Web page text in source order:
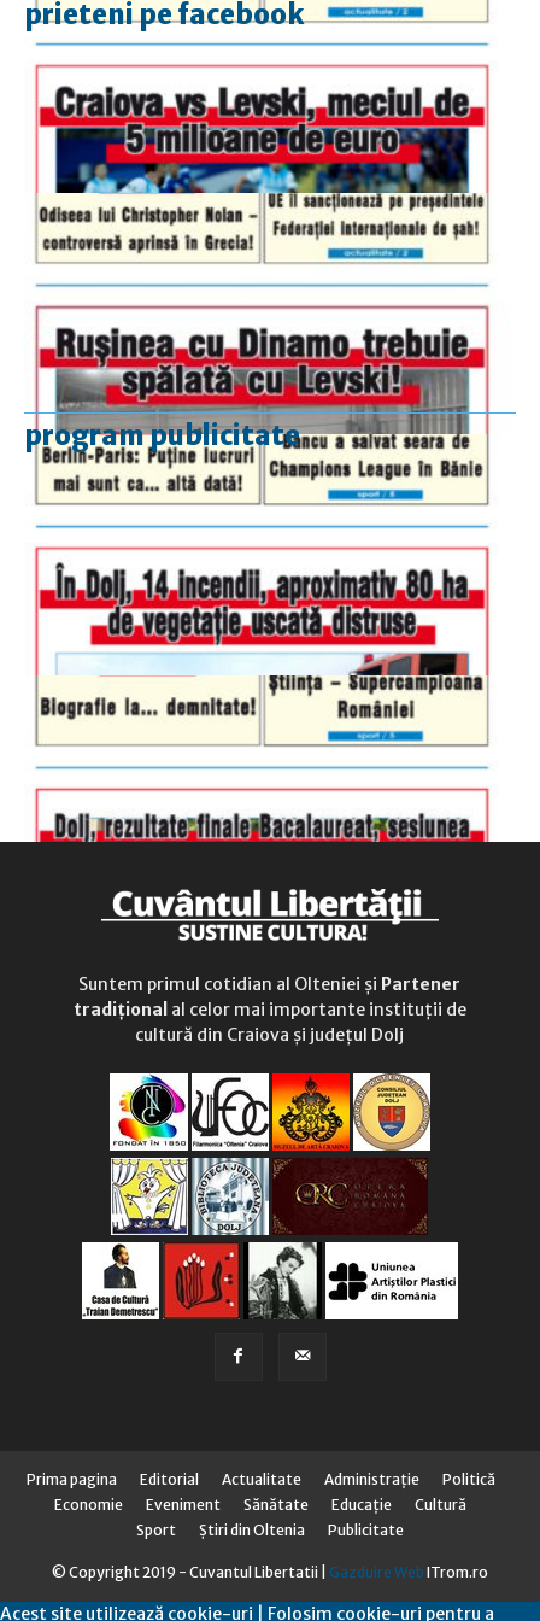
prieteni pe facebook
program publicitate
luni-vineri
9.00 - 17.00
duminică
9.00 - 12.00
Suntem primul cotidian al Olteniei și Partener
tradițional al celor mai importante instituții de
cultură din Craiova și județul Dolj
Prima pagina Editorial Actualitate Administraţie
Politică
Economie
Eveniment Sănătate Educaţie
Cultură
Sport
Știri din Oltenia Publicitate
© Copyright 2019 - Cuvantul Libertatii | Gazduire Web ITrom.ro
Acest site utilizează cookie-uri | Folosim cookie-uri pentru a